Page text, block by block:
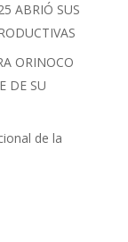
ABRIÓ SUS
ORINOCO
DE SU
de la